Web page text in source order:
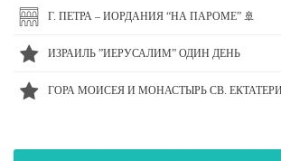
Г. ПЕТРА – ИОРДАНИЯ “НА ПАРОМЕ” 🚢
ИЗРАИЛЬ ”ИЕРУСАЛИМ” ОДИН ДЕНЬ
ГОРА МОИСЕЯ И МОНАСТЫРЬ СВ.